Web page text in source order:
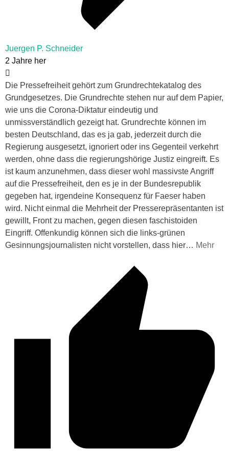
Juergen P. Schneider
2 Jahre her
Die Pressefreiheit gehört zum Grundrechtekatalog des
Grundgesetzes. Die Grundrechte stehen nur auf dem Papier,
wie uns die Corona-Diktatur eindeutig und
unmissverständlich gezeigt hat. Grundrechte können im
besten Deutschland, das es ja gab, jederzeit durch die
Regierung ausgesetzt, ignoriert oder ins Gegenteil verkehrt
werden, ohne dass die regierungshörige Justiz eingreift. Es
ist kaum anzunehmen, dass dieser wohl massivste Angriff
auf die Pressefreiheit, den es je in der Bundesrepublik
gegeben hat, irgendeine Konsequenz für Faeser haben
wird. Nicht einmal die Mehrheit der Presserepräsentanten ist
gewillt, Front zu machen, gegen diesen faschistoiden
Eingriff. Offenkundig können sich die links-grünen
Gesinnungsjournalisten nicht vorstellen, dass hier… Mehr